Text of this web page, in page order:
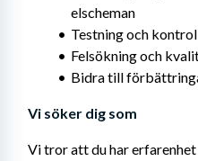
elscheman
Testning och
Felsökning och
Bidra till
Vi söker dig som
Vi tror att du har